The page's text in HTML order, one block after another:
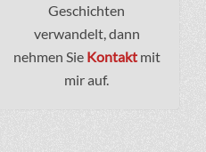
Geschichten
verwandelt, dann
nehmen Sie Kontaktmit
mir auf.